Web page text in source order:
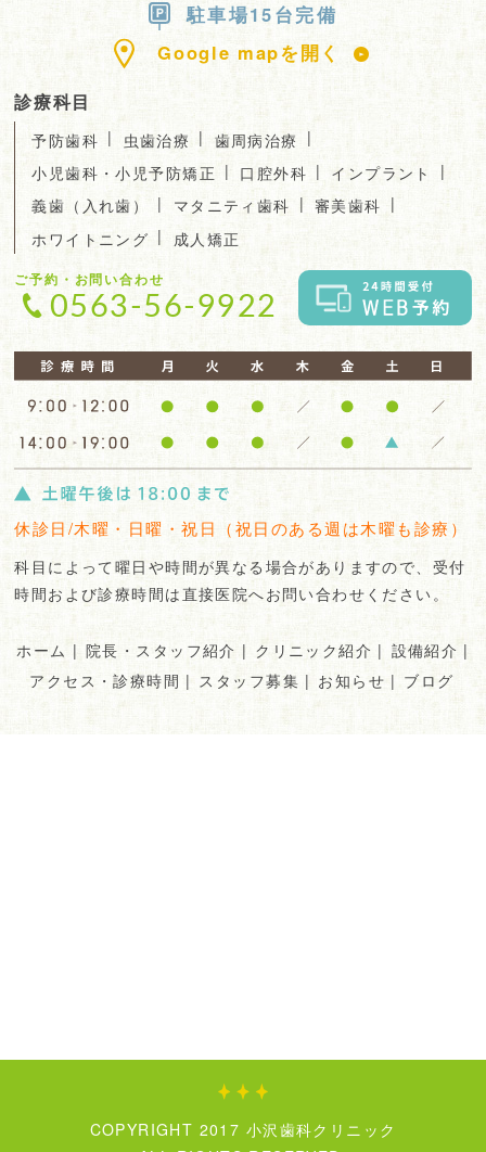
駐車場15台完備
Google mapを開く
診療科目
予防歯科 | 虫歯治療 | 歯周病治療 |
小児歯科・小児予防矯正 | 口腔外科 | インプラント
|
義歯（入れ歯）
| マタニティ歯科 | 審美歯科 |
ホワイトニング | 成人矯正
ご予約・お問い合わせ
0563-56-9922
休診日/木曜・日曜・祝日（祝日のある週は木曜も診療）
科目によって曜日や時間が異なる場合がありますので、受付
時間および診療時間は直接医院へお問い合わせください。
ホーム | 院長・スタッフ紹介 | クリニック紹介 | 設備紹介 |
アクセス・診療時間 | スタッフ募集 | お知らせ | ブログ
COPYRIGHT 2017 小沢歯科クリニック